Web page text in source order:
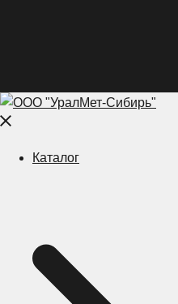
Close
Каталог